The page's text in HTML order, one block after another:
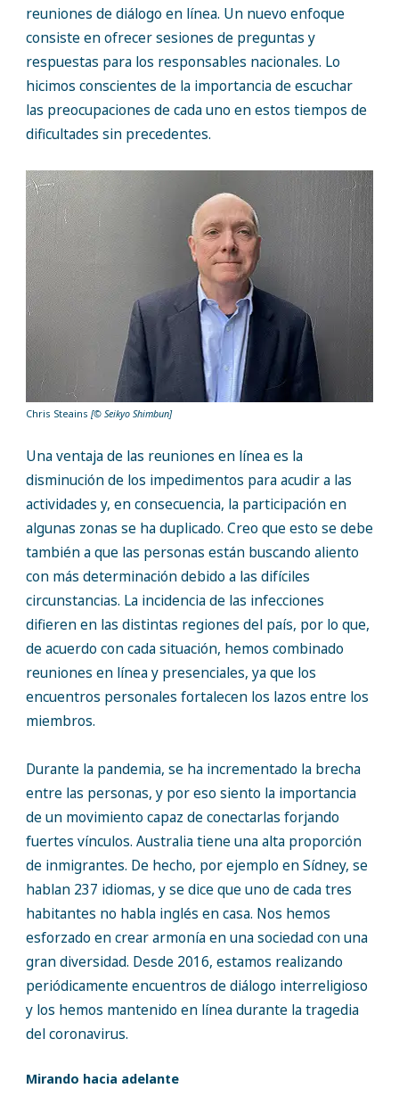
reuniones de diálogo en línea. Un nuevo enfoque
consiste en ofrecer sesiones de preguntas y
respuestas para los responsables nacionales. Lo
hicimos conscientes de la importancia de escuchar
las preocupaciones de cada uno en estos tiempos de
dificultades sin precedentes.
Chris Steains [© Seikyo Shimbun]
Una ventaja de las reuniones en línea es la
disminución de los impedimentos para acudir a las
actividades y, en consecuencia, la participación en
algunas zonas se ha duplicado. Creo que esto se debe
también a que las personas están buscando aliento
con más determinación debido a las difíciles
circunstancias. La incidencia de las infecciones
difieren en las distintas regiones del país, por lo que,
de acuerdo con cada situación, hemos combinado
reuniones en línea y presenciales, ya que los
encuentros personales fortalecen los lazos entre los
miembros.
Durante la pandemia, se ha incrementado la brecha
entre las personas, y por eso siento la importancia
de un movimiento capaz de conectarlas forjando
fuertes vínculos. Australia tiene una alta proporción
de inmigrantes. De hecho, por ejemplo en Sídney, se
hablan 237 idiomas, y se dice que uno de cada tres
habitantes no habla inglés en casa. Nos hemos
esforzado en crear armonía en una sociedad con una
gran diversidad. Desde 2016, estamos realizando
periódicamente encuentros de diálogo interreligioso
y los hemos mantenido en línea durante la tragedia
del coronavirus.
Mirando hacia adelante